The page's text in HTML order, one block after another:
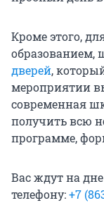
Кроме этого,
образованием,
дверей,
мероприятии
современная
получить всю
программе,
Вас ждут на
телефону:+7